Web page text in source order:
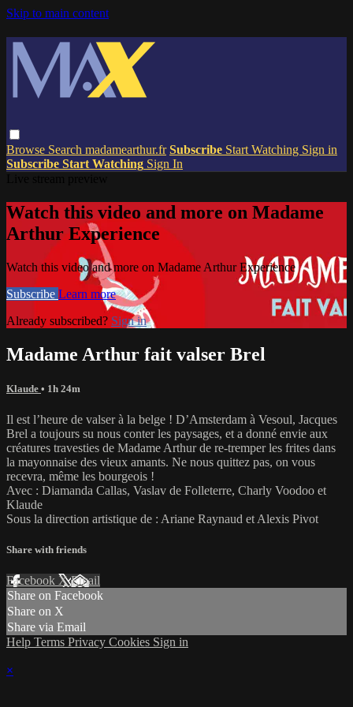
Skip to main content
Browse Search madamearthur.fr Subscribe Start Watching Sign in
Subscribe Start Watching Sign In
Watch this video and more on Madame
Arthur Experience
Watch this video and more on Madame Arthur Experience
Subscribe Learn more
Already subscribed? Sign in
Madame Arthur fait valser Brel
Klaude • 1h 24m
Il est l’heure de valser à la belge ! D’Amsterdam à Vesoul, Jacques
Brel a toujours su nous conter les paysages, et a donné envie aux
créatures travesties de Madame Arthur de re-tremper les frites dans
la mayonnaise des vieux amants. Ne nous quittez pas, on vous
recevra, même les bourgeois !
Avec : Diamanda Callas, Vaslav de Folleterre, Charly Voodoo et
Klaude
Sous la direction artistique de : Ariane Raynaud et Alexis Pivot
Share with friends
Facebook XEmail
Share on Facebook
Share on X
Share via Email
Help Terms Privacy Cookies Sign in
×